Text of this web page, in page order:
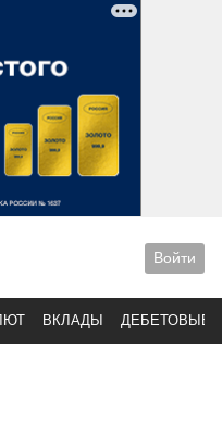
Войти
ВКЛАДЫ ДЕБЕТОВЫЕ